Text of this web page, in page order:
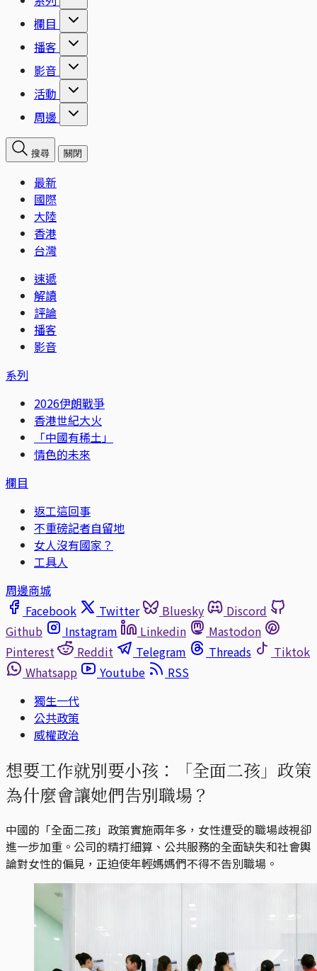
欄目
播客
影音
活動
周邊
搜尋 關閉
最新
國際
大陸
香港
台灣
速遞
解讀
評論
播客
影音
系列
2026伊朗戰爭
香港世紀大火
「中國有稀土」
情色的未來
欄目
返工這回事
不重磅記者自留地
女人沒有國家？
工具人
周邊商城
Facebook
Twitter Bluesky
Discord
Github
Instagram Linkedin
Mastodon
Pinterest
Reddit Telegram Threads
Tiktok
Whatsapp
Youtube
RSS
獨生一代
公共政策
威權政治
想要工作就別要小孩：「全面二孩」政策
為什麼會讓她們告別職場？
中國的「全面二孩」政策實施兩年多，女性遭受的職場歧視卻
進一步加重。公司的精打細算、公共服務的全面缺失和社會輿
論對女性的偏見，正迫使年輕媽媽們不得不告別職場。